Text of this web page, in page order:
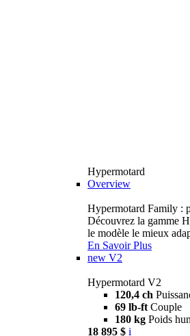
Hypermotard
Overview
Hypermotard Family :
Découvrez la gamme
le modèle le mieux
En Savoir Plus
new V2
Hypermotard V2
120,4 ch
69 lb-ft Couple
180 kg Poids
18 895 $ i